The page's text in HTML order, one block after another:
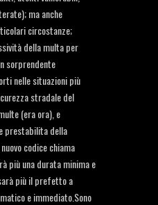
ma anche
circostanze;
della multa per
sorprendente
nelle situazioni più
stradale del
(era ora), e
prestabilita della
codice chiama
più una durata minima e
più il prefetto a
e immediato.Sono